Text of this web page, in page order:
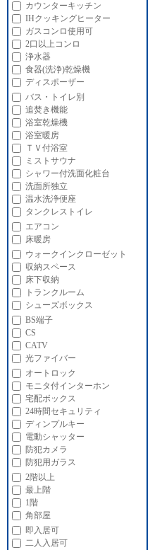
カウンターキッチン
IHクッキングヒーター
ガスコンロ使用可
2口以上コンロ
浄水器
食器(洗浄)乾燥機
ディスポーザー
バス・トイレ別
追焚き機能
浴室乾燥機
浴室暖房
ＴＶ付浴室
ミストサウナ
シャワー付洗面化粧台
洗面所独立
温水洗浄便座
タンクレストイレ
エアコン
床暖房
ウォークインクローゼット
収納スペース
床下収納
トランクルーム
シューズボックス
BS端子
CS
CATV
光ファイバー
オートロック
モニタ付インターホン
宅配ボックス
24時間セキュリティ
ディンプルキー
電動シャッター
防犯カメラ
防犯用ガラス
2階以上
最上階
1階
角部屋
即入居可
二人入居可